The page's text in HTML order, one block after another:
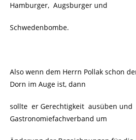
Hamburger, Augsburger und
Schwedenbombe.
Also wenn dem Herrn Pollak schon
Dorn im Auge ist, dann
sollte er Gerechtigkeit ausüben und
Gastronomiefachverband um